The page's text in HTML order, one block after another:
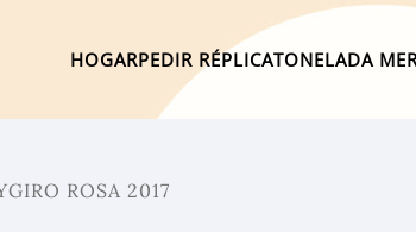
HOGARPEDIR RÉPLICATONELADA
ROSA 2017